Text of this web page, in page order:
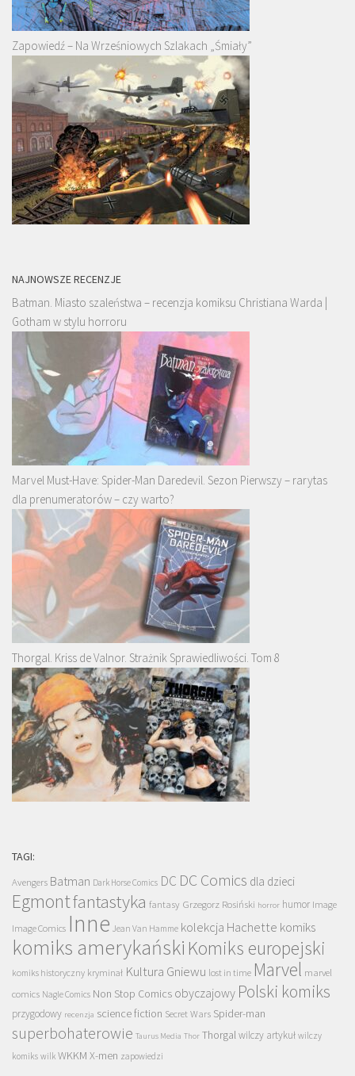
Zapowiedź – Na Wrześniowych Szlakach „Śmiały”
NAJNOWSZE RECENZJE
Batman. Miasto szaleństwa – recenzja komiksu Christiana Warda |
Gotham w stylu horroru
Marvel Must-Have: Spider-Man Daredevil. Sezon Pierwszy – rarytas
dla prenumeratorów – czy warto?
Thorgal. Kriss de Valnor. Strażnik Sprawiedliwości. Tom 8
TAGI:
Avengers Batman Dark Horse Comics DC DC Comics dla dzieci
Egmontfantastyka fantasy Grzegorz Rosiński horror humor Image
Image Comics Inne Jean Van Hamme kolekcja Hachette komiks
komiks amerykański Komiks europejski
komiks historyczny kryminał Kultura Gniewu lost in time Marvel marvel
comics Nagle Comics Non Stop Comics obyczajowy Polski komiks
przygodowy recenzja science fiction Secret Wars Spider-man
superbohaterowie Taurus Media Thor Thorgalwilczy artykuł wilczy
komiks wilk WKKM X-men zapowiedzi